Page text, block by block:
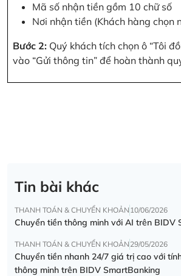
Mã số nhận tiền gồm 10 chữ số
Nơi nhận tiền (Khách hàng chọn
Bước 2: Quý khách tích chọn ô “Tôi
vào “Gửi thông tin” để hoàn thành
Tin bài khác
THANH TOÁN & CHUYỂN KHOẢN 10/06/2026
Chuyển tiền thông minh với AI trên BIDV
THANH TOÁN & CHUYỂN KHOẢN 29/05/2026
Chuyển tiền nhanh 24/7 giá trị cao với
thông minh trên BIDV SmartBanking